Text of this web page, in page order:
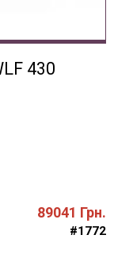
430
89041 Грн.
#1772